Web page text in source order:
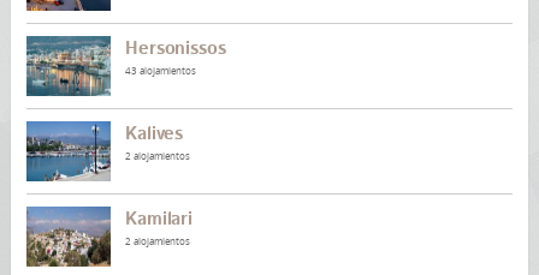
Hersonissos
43 alojamientos
Kalives
2 alojamientos
Kamilari
2 alojamientos